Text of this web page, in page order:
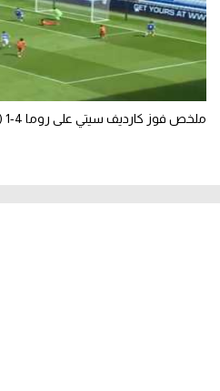
ملخص فوز كارديف سيتي على روما 4-1 (ودي)